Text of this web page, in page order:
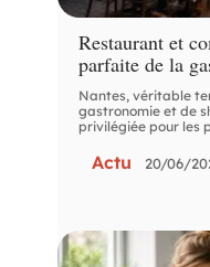
Restaurant et
parfaite de la
Nantes, véritable
gastronomie et de
privilégiée pour les
Actu 20/06/